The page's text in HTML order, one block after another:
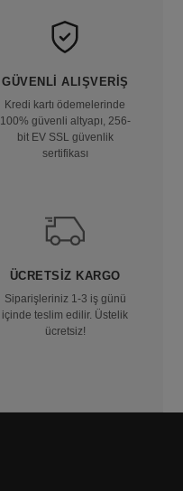
GÜVENLI ALIŞVERIŞ
Kredi kartı ödemelerinde
100% güvenli altyapı, 256-
bit EV SSL güvenlik
sertifikası
ÜCRETSIZ KARGO
Siparişleriniz 1-3 iş günü
içinde teslim edilir. Üstelik
ücretsiz!